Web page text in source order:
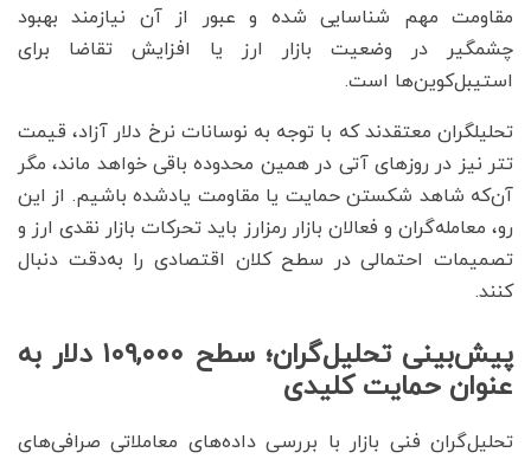
مقاومت مهم شناسایی شده و عبور از آن نیازمند بهبود
چشمگیر در وضعیت بازار ارز یا افزایش تقاضا برای
استیبل‌کوین‌ها است.
تحلیلگران معتقدند که با توجه به نوسانات نرخ دلار آزاد، قیمت
تتر نیز در روزهای آتی در همین محدوده باقی خواهد ماند، مگر
آن‌که شاهد شکستن حمایت یا مقاومت یادشده باشیم. از این
رو، معامله‌گران و فعالان بازار رمزارز باید تحرکات بازار نقدی ارز و
تصمیمات احتمالی در سطح کلان اقتصادی را به‌دقت دنبال
کنند.
پیش‌بینی تحلیل‌گران؛ سطح ۱۰۹,۰۰۰ دلار به
عنوان حمایت کلیدی
تحلیل‌گران فنی بازار با بررسی داده‌های معاملاتی صرافی‌های